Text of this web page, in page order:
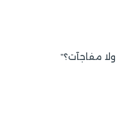
مفاجآت؟”